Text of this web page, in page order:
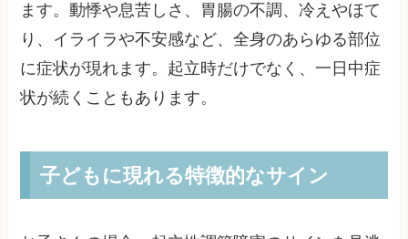
ます。動悸や息苦しさ、胃腸の不調、冷えやほて
り、イライラや不安感など、全身のあらゆる部位
に症状が現れます。起立時だけでなく、一日中症
状が続くこともあります。
子どもに現れる特徴的なサイン